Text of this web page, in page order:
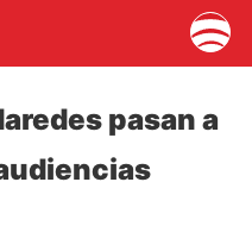
pasan a